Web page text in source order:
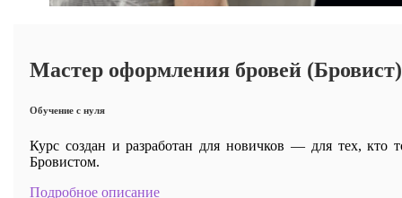
Мастер оформления бровей (Бровист)
Обучение с нуля
Курс создан и разработан для новичков — для тех, кто
Бровистом.
Подробное описание